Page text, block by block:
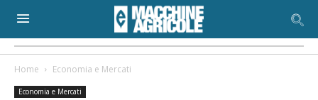
Home Economia e Mercati
Economia e Mercati